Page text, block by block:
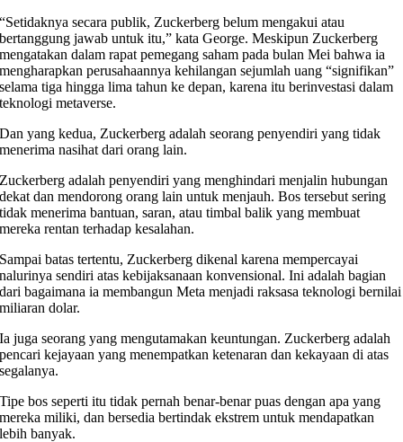
“Setidaknya secara publik, Zuckerberg belum mengakui atau
bertanggung jawab untuk itu,” kata George. Meskipun Zuckerberg
mengatakan dalam rapat pemegang saham pada bulan Mei bahwa ia
mengharapkan perusahaannya kehilangan sejumlah uang “signifikan”
selama tiga hingga lima tahun ke depan, karena itu berinvestasi dalam
teknologi metaverse.
Dan yang kedua, Zuckerberg adalah seorang penyendiri yang tidak
menerima nasihat dari orang lain.
Zuckerberg adalah penyendiri yang menghindari menjalin hubungan
dekat dan mendorong orang lain untuk menjauh. Bos tersebut sering
tidak menerima bantuan, saran, atau timbal balik yang membuat
mereka rentan terhadap kesalahan.
Sampai batas tertentu, Zuckerberg dikenal karena mempercayai
nalurinya sendiri atas kebijaksanaan konvensional. Ini adalah bagian
dari bagaimana ia membangun Meta menjadi raksasa teknologi bernilai
miliaran dolar.
Ia juga seorang yang mengutamakan keuntungan. Zuckerberg adalah
pencari kejayaan yang menempatkan ketenaran dan kekayaan di atas
segalanya.
Tipe bos seperti itu tidak pernah benar-benar puas dengan apa yang
mereka miliki, dan bersedia bertindak ekstrem untuk mendapatkan
lebih banyak.